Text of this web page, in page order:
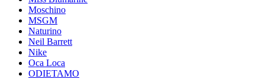
Moschino
MSGM
Naturino
Neil Barrett
Nike
Oca Loca
ODIETAMO